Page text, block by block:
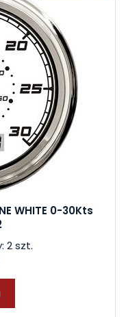
WHITE 0-30Kts
2 szt.